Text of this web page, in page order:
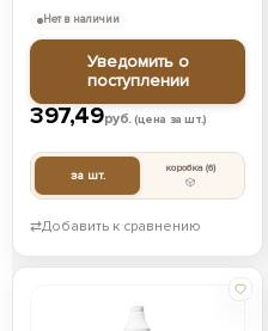
397,49руб.(цена за шт.)
за шт. коробка(6)
Нет в наличии
Уведомить о
поступлении
⇄Добавить к сравнению